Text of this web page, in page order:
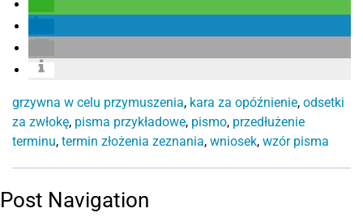
grzywna w celu przymuszenia, kara za opóźnienie, odsetki
za zwłokę, pisma przykładowe, pismo, przedłużenie
terminu, termin złożenia zeznania, wniosek, wzór pisma
Post Navigation